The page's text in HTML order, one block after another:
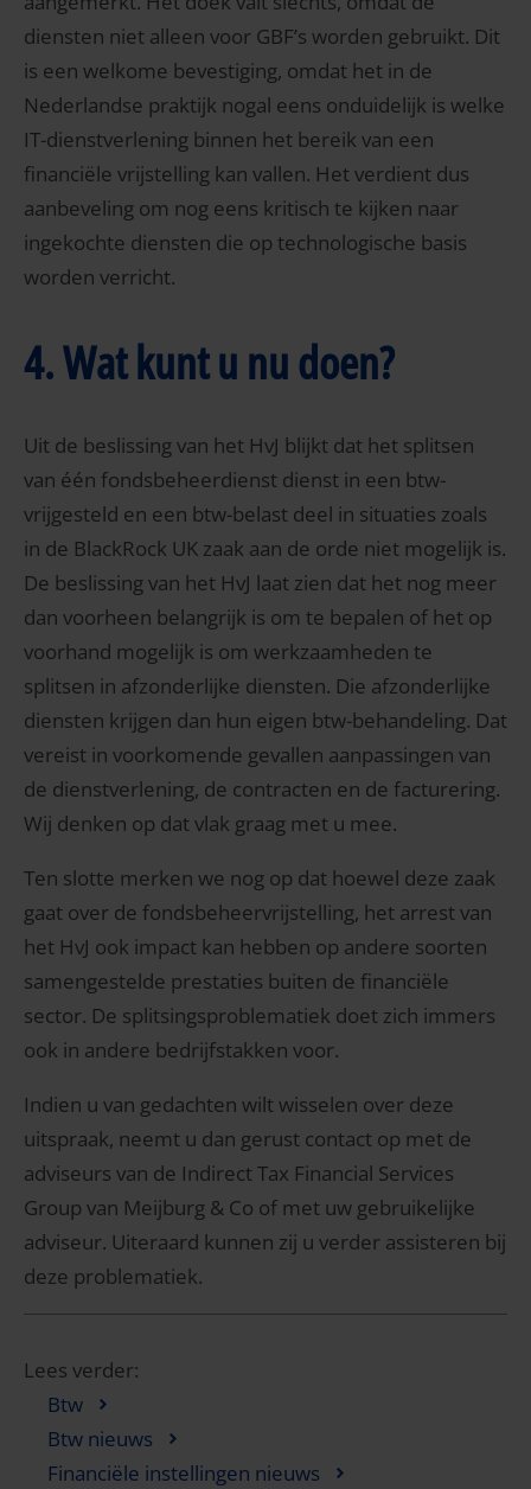
diensten niet alleen voor GBF’s worden gebruikt. Dit
is een welkome bevestiging, omdat het in de
Nederlandse praktijk nogal eens onduidelijk is welke
IT-dienstverlening binnen het bereik van een
financiële vrijstelling kan vallen. Het verdient dus
aanbeveling om nog eens kritisch te kijken naar
ingekochte diensten die op technologische basis
worden verricht.
4. Wat kunt u nu doen?
Uit de beslissing van het HvJ blijkt dat het splitsen
van één fondsbeheerdienst dienst in een btw-
vrijgesteld en een btw-belast deel in situaties zoals
in de BlackRock UK zaak aan de orde niet mogelijk is.
De beslissing van het HvJ laat zien dat het nog meer
dan voorheen belangrijk is om te bepalen of het op
voorhand mogelijk is om werkzaamheden te
splitsen in afzonderlijke diensten. Die afzonderlijke
diensten krijgen dan hun eigen btw-behandeling. Dat
vereist in voorkomende gevallen aanpassingen van
de dienstverlening, de contracten en de facturering.
Wij denken op dat vlak graag met u mee.
Ten slotte merken we nog op dat hoewel deze zaak
gaat over de fondsbeheervrijstelling, het arrest van
het HvJ ook impact kan hebben op andere soorten
samengestelde prestaties buiten de financiële
sector. De splitsingsproblematiek doet zich immers
ook in andere bedrijfstakken voor.
Indien u van gedachten wilt wisselen over deze
uitspraak, neemt u dan gerust contact op met de
adviseurs van de Indirect Tax Financial Services
Group van Meijburg & Co of met uw gebruikelijke
adviseur. Uiteraard kunnen zij u verder assisteren bij
deze problematiek.
Lees verder:
Btw
Btw nieuws
Financiële instellingen nieuws